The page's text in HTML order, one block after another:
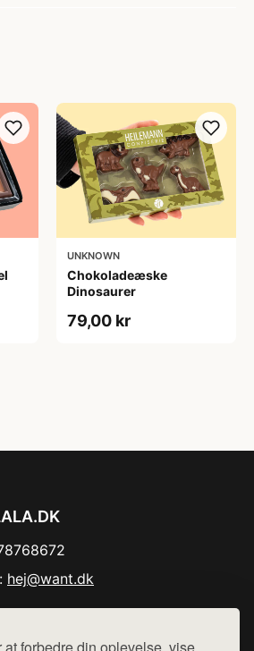
UNKNOWN
Chokoladeæske
Dinosaurer
79,00 kr
hej@want.dk